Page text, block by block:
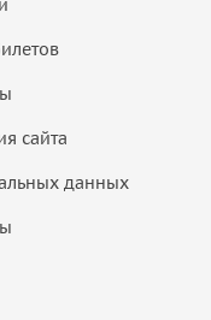
сайта
данных